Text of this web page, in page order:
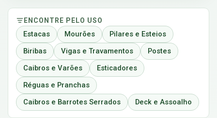
ENCONTRE PELO USO
Estacas Mourões
Pilares e Esteios
Biribas
Vigas e Travamentos
Postes
Caibros e Varões
Esticadores
Réguas e Pranchas
Caibros e Barrotes Serrados
Deck e Assoalho